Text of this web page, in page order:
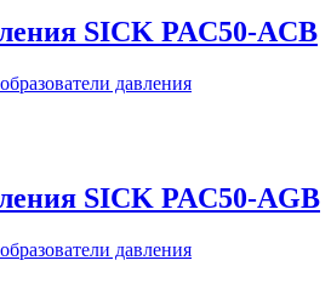
SICK PAC50-ACB
давления
SICK PAC50-AGB
давления